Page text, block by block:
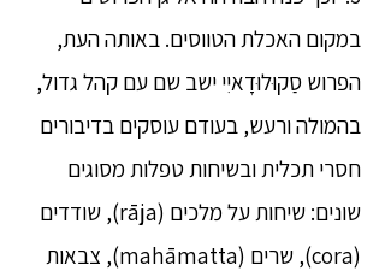
במקום האכלת הטווסים. באותה העת,
הפרוש סַקוּלוּדָאיִי ישב שם עם קהל גדול,
בהמולה ורעש, בעודם עוסקים בדיבורים
חסרי תכלית ובשיחות טפלות מסוגים
שונים: שיחות על מלכים (rāja), שודדים
(cora), שרים (mahāmatta), צבאות